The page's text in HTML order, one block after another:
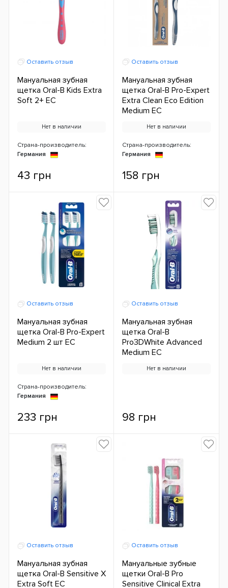
Оставить отзыв
Мануальная зубная
щетка Oral-B Kids Extra
Soft 2+ ЕС
Нет в наличии
Страна-производитель:
Германия
43 грн
Оставить отзыв
Мануальная зубная
щетка Oral-B Pro-Expert
Extra Clean Eco Edition
Medium ЕС
Нет в наличии
Страна-производитель:
Германия
158 грн
Оставить отзыв
Мануальная зубная
щетка Oral-B Pro-Expert
Medium 2 шт ЕС
Нет в наличии
Страна-производитель:
Германия
233 грн
Оставить отзыв
Мануальная зубная
щетка Oral-B
Pro3DWhite Advanced
Medium ЕС
Нет в наличии
98 грн
Оставить отзыв
Мануальная зубная
щетка Oral-B Sensitive X
Extra Soft ЕС
Оставить отзыв
Мануальные зубные
щетки Oral-B Pro
Sensitive Clinical Extra